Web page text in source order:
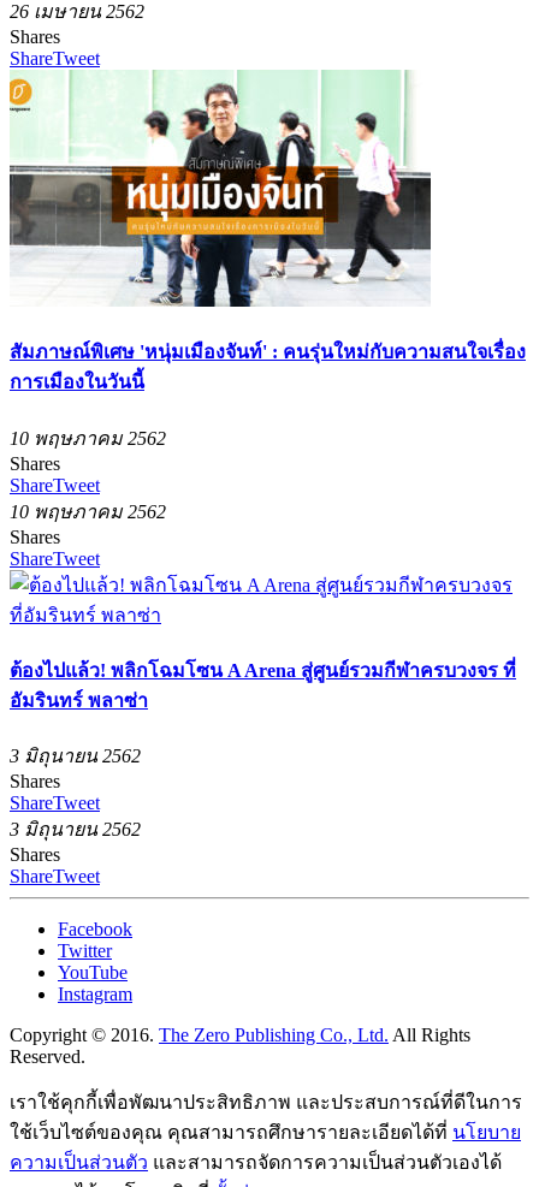
26 เมษายน 2562
Shares
ShareTweet
สัมภาษณ์พิเศษ 'หนุ่มเมืองจันท์' : คนรุ่นใหม่กับความสนใจเรื่อง
การเมืองในวันนี้
10 พฤษภาคม 2562
Shares
ShareTweet
10 พฤษภาคม 2562
Shares
ShareTweet
ต้องไปแล้ว! พลิกโฉมโซน A Arena สู่ศูนย์รวมกีฬาครบวงจร ที่
อัมรินทร์ พลาซ่า
3 มิถุนายน 2562
Shares
ShareTweet
3 มิถุนายน 2562
Shares
ShareTweet
Facebook
Twitter
YouTube
Instagram
Copyright © 2016. The Zero Publishing Co., Ltd. All Rights
Reserved.
เราใช้คุกกี้เพื่อพัฒนาประสิทธิภาพ และประสบการณ์ที่ดีในการ
ใช้เว็บไซต์ของคุณ คุณสามารถศึกษารายละเอียดได้ที่ นโยบาย
ความเป็นส่วนตัว และสามารถจัดการความเป็นส่วนตัวเองได้